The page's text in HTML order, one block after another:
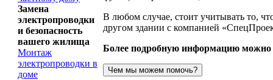
Замена
электропроводки
и безопасность
вашего жилища
Монтаж
электропроводки в
доме
В любом случае, стоит учитывать то,
другом здании с компанией
Более подробную информацию можно